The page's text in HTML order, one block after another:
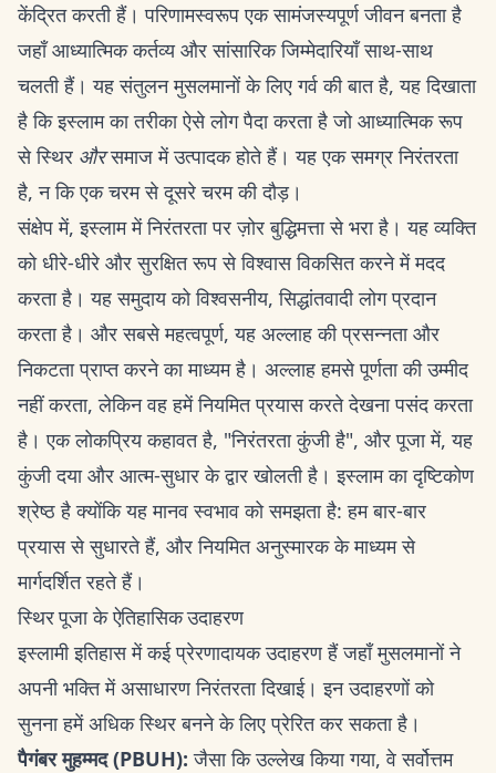
केंद्रित करती हैं। परिणामस्वरूप एक सामंजस्यपूर्ण जीवन बनता है
जहाँ आध्यात्मिक कर्तव्य और सांसारिक जिम्मेदारियाँ साथ-साथ
चलती हैं। यह संतुलन मुसलमानों के लिए गर्व की बात है, यह दिखाता
है कि इस्लाम का तरीका ऐसे लोग पैदा करता है जो आध्यात्मिक रूप
से स्थिर औरसमाज में उत्पादक होते हैं। यह एक समग्र निरंतरता
है, न कि एक चरम से दूसरे चरम की दौड़।
संक्षेप में, इस्लाम में निरंतरता पर ज़ोर बुद्धिमत्ता से भरा है। यह व्यक्ति
को धीरे-धीरे और सुरक्षित रूप से विश्वास विकसित करने में मदद
करता है। यह समुदाय को विश्वसनीय, सिद्धांतवादी लोग प्रदान
करता है। और सबसे महत्वपूर्ण, यह अल्लाह की प्रसन्नता और
निकटता प्राप्त करने का माध्यम है। अल्लाह हमसे पूर्णता की उम्मीद
नहीं करता, लेकिन वह हमें नियमित प्रयास करते देखना पसंद करता
है। एक लोकप्रिय कहावत है, "निरंतरता कुंजी है", और पूजा में, यह
कुंजी दया और आत्म-सुधार के द्वार खोलती है। इस्लाम का दृष्टिकोण
श्रेष्ठ है क्योंकि यह मानव स्वभाव को समझता है: हम बार-बार
प्रयास से सुधारते हैं, और नियमित अनुस्मारक के माध्यम से
मार्गदर्शित रहते हैं।
स्थिर पूजा के ऐतिहासिक उदाहरण
इस्लामी इतिहास में कई प्रेरणादायक उदाहरण हैं जहाँ मुसलमानों ने
अपनी भक्ति में असाधारण निरंतरता दिखाई। इन उदाहरणों को
सुनना हमें अधिक स्थिर बनने के लिए प्रेरित कर सकता है।
पैगंबर मुहम्मद (PBUH): जैसा कि उल्लेख किया गया, वे सर्वोत्तम